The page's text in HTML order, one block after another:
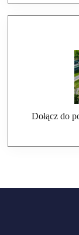
Dołącz do